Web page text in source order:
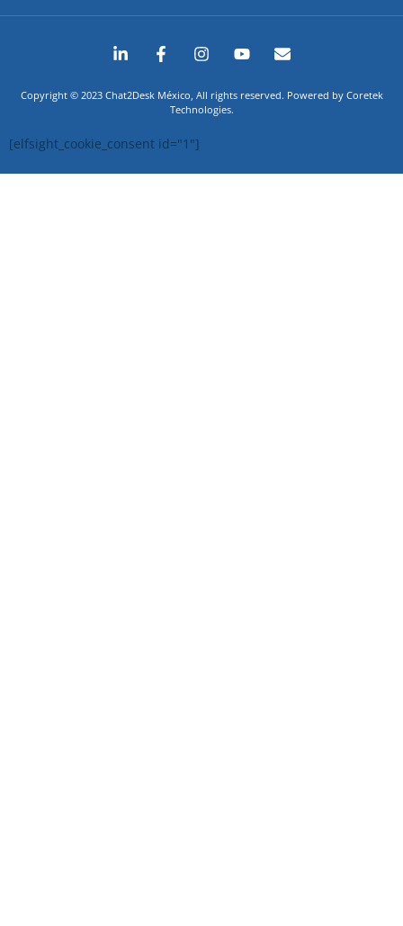
Copyright © 2023 Chat2Desk México, All rights reserved. Powered by Coretek
Technologies.
[elfsight_cookie_consent id="1"]